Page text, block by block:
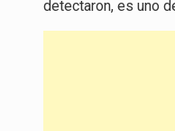
detectaron, es uno